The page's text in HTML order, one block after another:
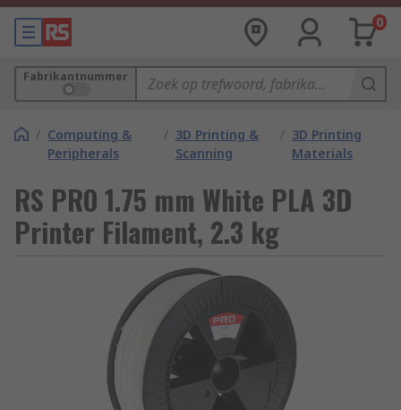
0
Fabrikantnummer
/ Computing &
Peripherals
/ 3D Printing &
Scanning
/ 3D Printing
Materials
RS PRO 1.75 mm White PLA 3D
Printer Filament, 2.3 kg